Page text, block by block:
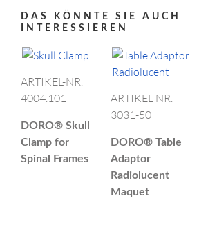
DAS KÖNNTE SIE AUCH
INTERESSIEREN
ARTIKEL-NR.
4004.101
DORO® Skull
Clamp for
Spinal Frames
ARTIKEL-NR.
3031-50
DORO® Table
Adaptor
Radiolucent
Maquet